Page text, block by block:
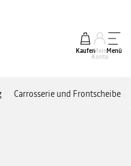
KaufenMein
Konto
Menü
Carrosserie und Frontscheibe